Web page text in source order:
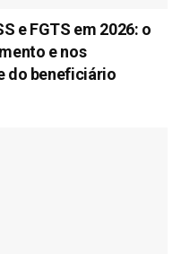
e FGTS em 2026: o
e nos
do beneficiário